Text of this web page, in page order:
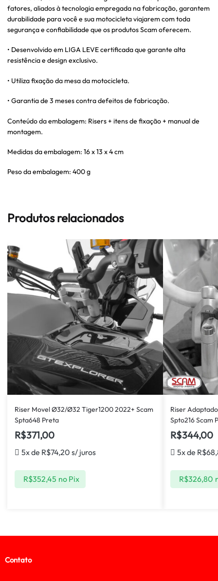
fatores, aliados à tecnologia empregada na fabricação, garantem
durabilidade para você e sua motocicleta viajarem com toda
segurança e confiabilidade que os produtos Scam oferecem.
• Desenvolvido em LIGA LEVE certificada que garante alta
resistência e design exclusivo.
• Utiliza fixação da mesa da motocicleta.
• Garantia de 3 meses contra defeitos de fabricação.
Conteúdo da embalagem: Risers + itens de fixação + manual de
montagem.
Medidas da embalagem: 16 x 13 x 4 cm
Peso da embalagem: 400 g
Produtos relacionados
Riser Movel Ø32/Ø32 Tiger1200 2022+ Scam
Spta648 Preta
R$371,00
5x de R$74,20 s/ juros
R$352,45 no Pix
Riser
Spto216 Scam
R$344,00
5x de R$
R$326,80
Contato